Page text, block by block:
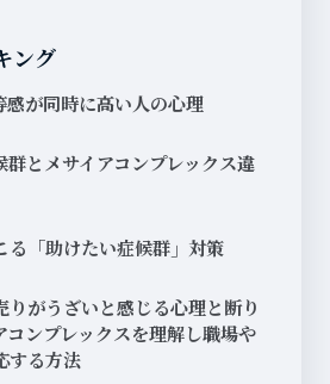
ング
感が同時に高い人の心理
群とメサイアコンプレックス違
る「助けたい症候群」対策
りがうざいと感じる心理と断り
コンプレックスを理解し職場や
する方法